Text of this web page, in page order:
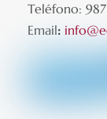
Teléfono: 987
Email: